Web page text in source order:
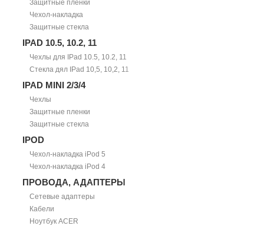
Защитные пленки
Чехол-накладка
Защитные стекла
IPAD 10.5, 10.2, 11
Чехлы для IPad 10.5, 10.2, 11
Стекла дял IPad 10,5, 10,2, 11
IPAD MINI 2/3/4
Чехлы
Защитные пленки
Защитные стекла
IPOD
Чехол-накладка iPod 5
Чехол-накладка iPod 4
ПРОВОДА, АДАПТЕРЫ
Сетевые адаптеры
Кабели
Ноутбук ACER